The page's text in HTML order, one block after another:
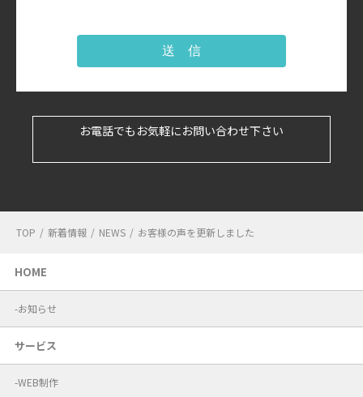
送 信
お電話でもお気軽にお問い合わせ下さい
TOP / 新着情報 / NEWS / お客様の声を更新しました
HOME
お知らせ
サービス
WEB制作